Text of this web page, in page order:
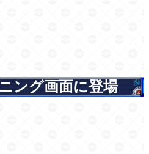
ング画面に登場